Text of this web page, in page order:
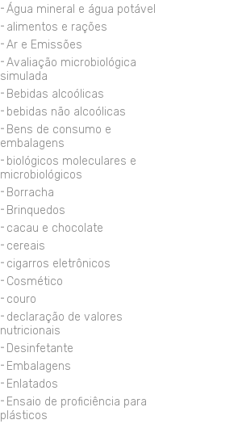
Água mineral e água potável
alimentos e rações
Ar e Emissões
Avaliação microbiológica
simulada
Bebidas alcoólicas
bebidas não alcoólicas
Bens de consumo e
embalagens
biológicos moleculares e
microbiológicos
Borracha
Brinquedos
cacau e chocolate
cereais
cigarros eletrônicos
Cosmético
couro
declaração de valores
nutricionais
Desinfetante
Embalagens
Enlatados
Ensaio de proficiência para
plásticos